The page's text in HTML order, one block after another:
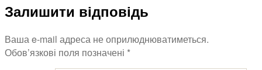
Залишити відповідь
Ваша e-mail адреса не оприлюднюватиметься.
Обов’язкові поля позначені *